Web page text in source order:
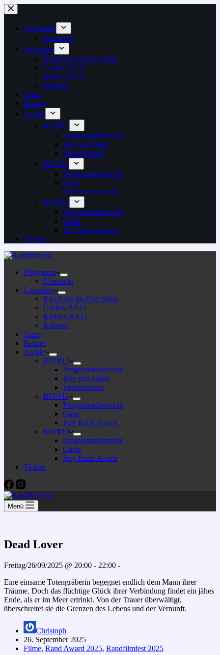
Zum
Inhalt
springenProgramm
Übersicht
Locations
KiezKino im Film-Shop
Großes BALi
Kleines BALi
Kubatur
Team
Partner
Archiv
RFF#12
Programmübersicht
Jury und Gäste
Impressionen
RFF#11
Programmübersicht
Gäste
Jury Rand Award
RFF#10
Programmübersicht
Gäste
Jury Rand Award
Tickets
Programm
Übersicht
Locations
KiezKino im Film-Shop
Großes BALi
Kleines BALi
Kubatur
Team
Partner
Archiv
RFF#12
Programmübersicht
Jury und Gäste
Impressionen
RFF#11
Programmübersicht
Gäste
Jury Rand Award
RFF#10
Programmübersicht
Gäste
Jury Rand Award
Tickets
Menü
Dead Lover
Freitag/26/09/2025 @ 20:00 - 22:00 -
Eine einsame Totengräberin begegnet endlich dem Mann ihrer
Träume. Doch das flüchtige Glück ihrer Verbindung findet ein jähes
Ende, als er im Meer ertrinkt. Von der Trauer überwältigt,
überschreitet sie die Grenzen des Lebens und der Vernunft.
Christoph
26. September 2025
Filme, Rand Award 2025, Randfilmfest 2025